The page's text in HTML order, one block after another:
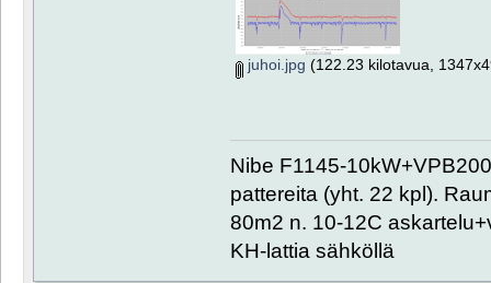
juhoi.jpg (122.23 kilotavua,
Nibe F1145-
pattereita (yht. 22 kpl).
80m2 n. 10-12C
KH-lattia sähköllä